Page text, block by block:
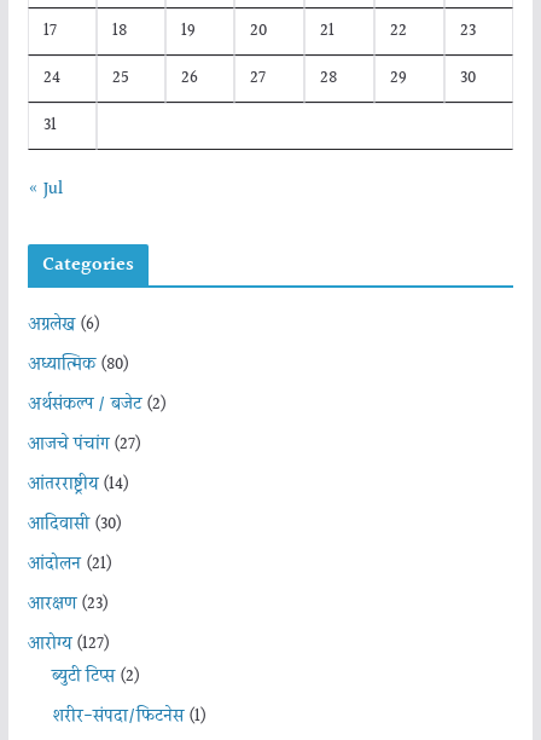
17
18 19 20 21 22
23
24
25 26 27 28 29
30
31
« Jul
Categories
अग्रलेख(6)
अध्यात्मिक(80)
अर्थसंकल्प / बजेट(2)
आजचे पंचांग(27)
आंतरराष्ट्रीय(14)
आदिवासी(30)
आंदोलन(21)
आरक्षण(23)
आरोग्य(127)
ब्युटी टिप्स(2)
शरीर-संपदा/फिटनेस(1)